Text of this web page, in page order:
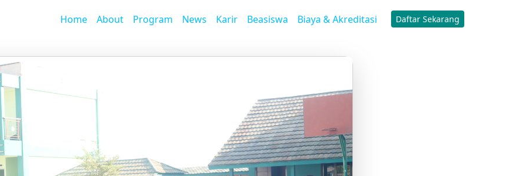
Home About Program News Karir Beasiswa Biaya & Akreditasi Daftar Sekarang